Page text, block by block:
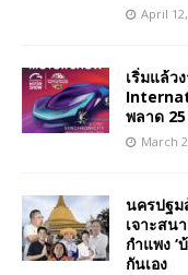
April
เริ่มแล้ว
พลาด
March
นครปฐม
เจาะสน
กำแพง
กันเอง